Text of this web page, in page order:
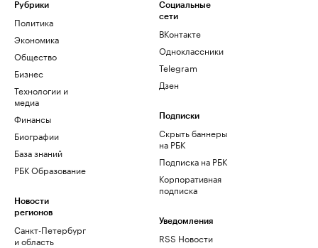
Рубрики
Политика
Экономика
Общество
Бизнес
Технологии и
медиа
Финансы
Биографии
База знаний
РБК Образование
Новости
регионов
Санкт-Петербург
и область
Социальные
сети
ВКонтакте
Одноклассники
Telegram
Дзен
Подписки
Скрыть баннеры
на РБК
Подписка на РБК
Корпоративная
подписка
Уведомления
RSS Новости